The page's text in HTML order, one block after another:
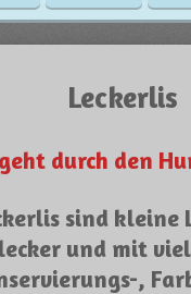
Leckerlis
durch den
sind
und mit viel
,